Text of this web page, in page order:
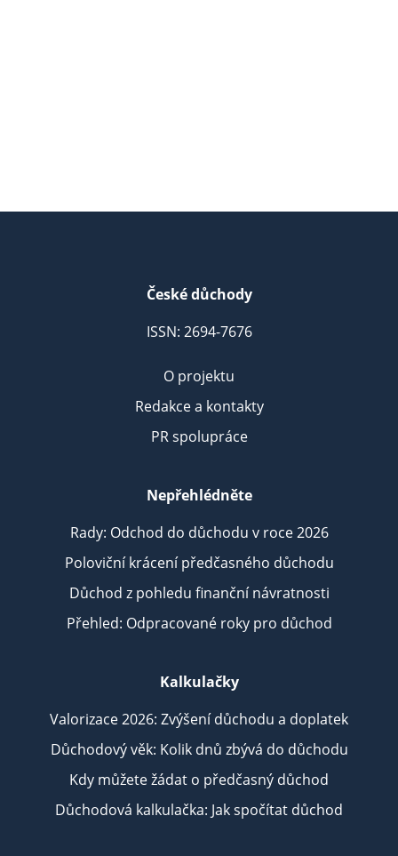
České důchody
ISSN: 2694-7676
O projektu
Redakce a kontakty
PR spolupráce
Nepřehlédněte
Rady: Odchod do důchodu v roce 2026
Poloviční krácení předčasného důchodu
Důchod z pohledu finanční návratnosti
Přehled: Odpracované roky pro důchod
Kalkulačky
Valorizace 2026: Zvýšení důchodu a doplatek
Důchodový věk: Kolik dnů zbývá do důchodu
Kdy můžete žádat o předčasný důchod
Důchodová kalkulačka: Jak spočítat důchod